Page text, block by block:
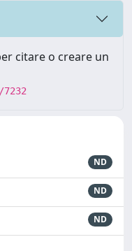
citare o creare un
ND
ND
ND